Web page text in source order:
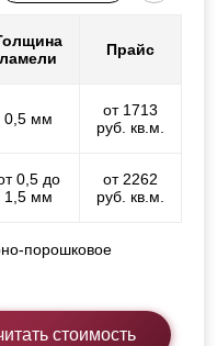
ламели
Прайс
0,5 мм
от 1713
руб. кв.м.
0,5 до
1,5 мм
от 2262
руб. кв.м.
порошковое
стоимость